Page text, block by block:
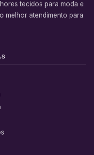
tecidos para moda e
melhor atendimento para